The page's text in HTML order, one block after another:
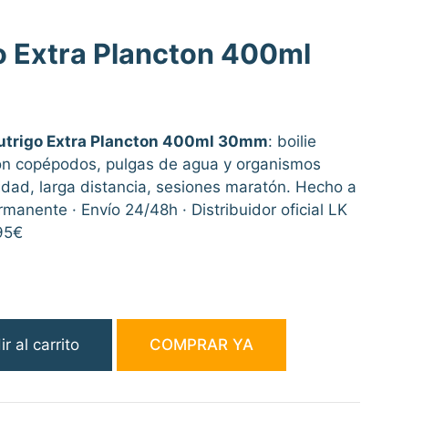
Extra Plancton 400ml
Extra Plancton 400ml 30mm: boilie
copépodos, pulgas de agua y organismos
larga distancia, sesiones maratón. Hecho a
· Envío 24/48h · Distribuidor oficial LK
al carrito COMPRAR YA